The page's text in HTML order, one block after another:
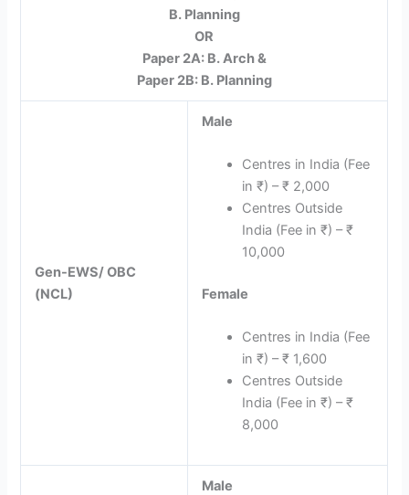
B. Planning
OR
Paper 2A: B. Arch &
Paper 2B: B. Planning
Gen-EWS/ OBC
(NCL)
Male
Centres in India (Fee
in ₹) – ₹ 2,000
Centres Outside
India (Fee in ₹) – ₹
10,000
Female
Centres in India (Fee
in ₹) – ₹ 1,600
Centres Outside
India (Fee in ₹) – ₹
8,000
Male